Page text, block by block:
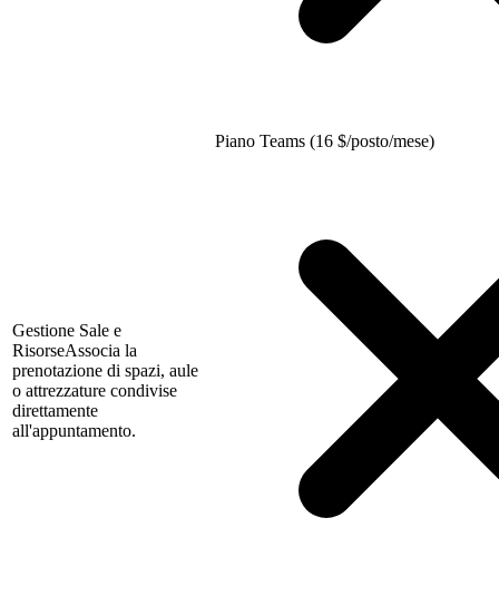
Piano Teams (16 $/posto/mese)
Gestione Sale e
RisorseAssocia la
prenotazione di spazi, aule
o attrezzature condivise
direttamente
all'appuntamento.